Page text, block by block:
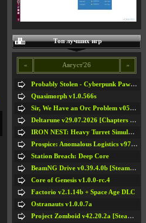
Топ лучших игр
« Август'26 »
Probably Stolen - Cyberpunk Pawnshop Simulator v048c [Playtest]
Quasimorph v1.0.566s
Sir, We Have an Orc Problem v05.08.2026
Deltarune v29.07.2026 [Chapters 1-5] / + RUS [Chapters 1-5]
IRON NEST: Heavy Turret Simulator v1.0a
Prospice: Anomalous Logistics v97 [Playtest]
Station Breach: Deep Core
BeamNG Drive v0.39.4.0b [Steam Early Access]
Core of Genesis v1.0.0-rc.4
Factorio v2.1.14b + Space Age DLC
Ostranauts v1.0.0.7a
Project Zomboid v42.20.2a [Steam Early Access]